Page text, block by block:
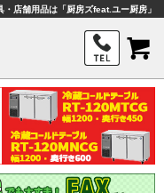
店舗用品は「厨房ズfeat.ユー厨房」